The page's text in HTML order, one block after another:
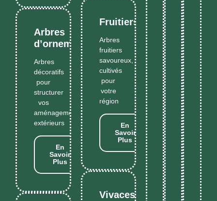
Arbres
d’ornement
Arbres
décoratifs
pour
structurer
vos
aménagements
extérieurs
En
Savoir
Plus
Fruitiers
Arbres
fruitiers
savoureux,
cultivés
pour
votre
région
En
Savoir
Plus
Vivaces